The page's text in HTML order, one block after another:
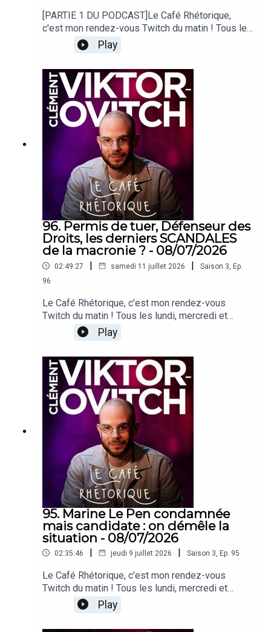
[PARTIE 1 DU PODCAST]Le Café Rhétorique,
c'est mon rendez-vous Twitch du matin ! Tous les
lundi, mercredi et vendredi à 09h00 sur
twitch.tv/clemovitch !Bienvenue dans la
rediffusion du stream du
13/07/2026____Rejoins moi :📡 Stream :
twitch.tv/clemovitch🦋 Bluesky:
https://bsky.app/profile/clemovitch.com📷
Instagram : instagram.com/clemovitch/🧵
Threads : threads.net/@clemovitch📱 TikTok :
tiktok.com/@clemovitch💬 Discord :
discord.gg/clemovitch-922206054308266014
Play
96. Permis de tuer, Défenseur des
Droits, les derniers SCANDALES
de la macronie ? - 08/07/2026
02:49:27 | samedi 11 juillet 2026 | Saison 3 Ep.
96
Le Café Rhétorique, c'est mon rendez-vous
Twitch du matin ! Tous les lundi, mercredi et
vendredi à 09h00 sur twitch.tv/clemovitch
!Bienvenue dans la rediffusion du stream du
twitch.tv/clemovitch🦋 Bluesky:
https://bsky.app/profile/clemovitch.com📷
Instagram : instagram.com/clemovitch/🧵
Threads : threads.net/@clemovitch📱 TikTok :
tiktok.com/@clemovitch💬 Discord :
discord.gg/clemovitch-922206054308266014
Play
95. Marine Le Pen condamnée
mais candidate : on démêle la
situation - 08/07/2026
02:35:46 | jeudi 9 juillet 2026 | Saison 3 Ep. 95
Le Café Rhétorique, c'est mon rendez-vous
Twitch du matin ! Tous les lundi, mercredi et
vendredi à 09h00 sur twitch.tv/clemovitch
!Bienvenue dans la rediffusion du stream du
Play